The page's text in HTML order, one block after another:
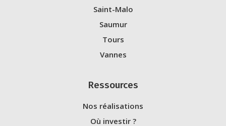
Saint-Malo
Saumur
Tours
Vannes
Ressources
Nos réalisations
Où investir ?